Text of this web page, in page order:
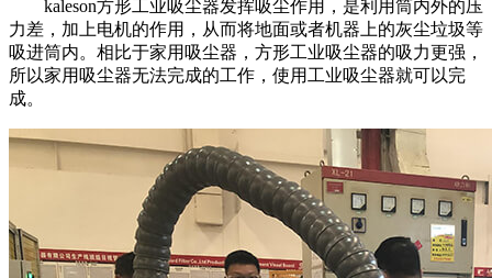
kaleson方形工业吸尘器发挥吸尘作用，是利用筒内外的压
力差，加上电机的作用，从而将地面或者机器上的灰尘垃圾等
吸进筒内。相比于家用吸尘器，方形工业吸尘器的吸力更强，
所以家用吸尘器无法完成的工作，使用工业吸尘器就可以完
成。